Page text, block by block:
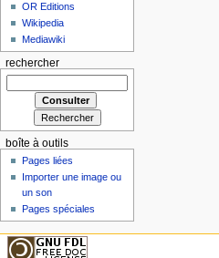
OR Editions
Wikipedia
Mediawiki
rechercher
boîte à outils
Pages liées
Importer une image ou
un son
Pages spéciales